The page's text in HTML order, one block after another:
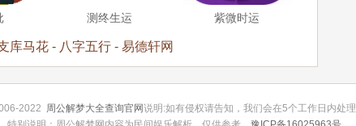
测终生运 紫微时运
库马花 - 八字五行 - 易德轩网
2022 周公解梦大全查询官网说明:如有侵权请告知，我们会在5个工作日内处